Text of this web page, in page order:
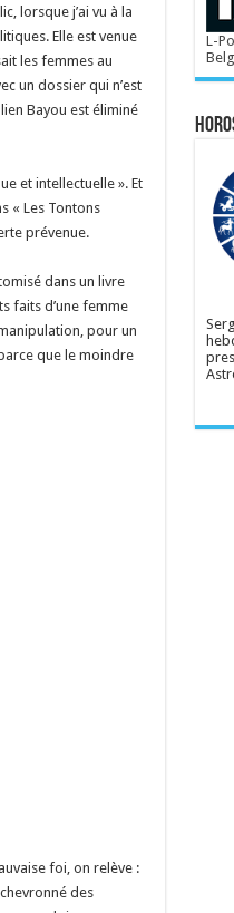
lorsque j’ai vu à la
Elle est venue
les femmes au
un dossier qui n’est
Bayou est éliminé
et intellectuelle ». Et
« Les Tontons
prévenue.
dans un livre
faits d’une femme
pour un
que le moindre
foi, on relève :
des
L-